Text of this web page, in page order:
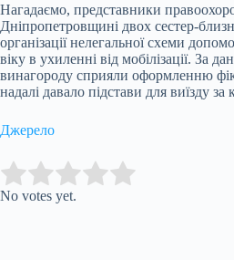
Нагадаємо, представники
Дніпропетровщині двох сестер-
організації нелегальної схеми
віку в ухиленні від мобілізації. За
винагороду сприяли оформленню
надалі давало підстави для виїзду за
Джерело
Rate this item:
No votes yet.